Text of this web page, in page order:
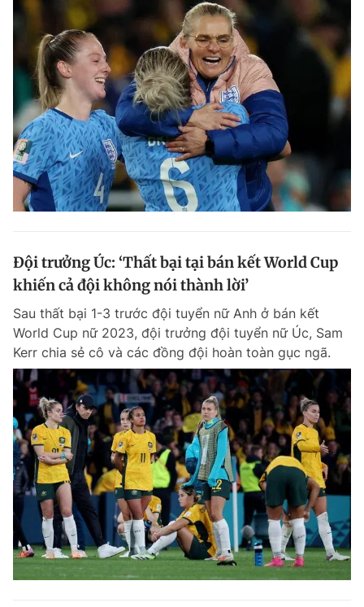
Đội trưởng Úc: ‘Thất bại tại bán kết World Cup
khiến cả đội không nói thành lời’
Sau thất bại 1-3 trước đội tuyển nữ Anh ở bán kết
World Cup nữ 2023, đội trưởng đội tuyển nữ Úc, Sam
Kerr chia sẻ cô và các đồng đội hoàn toàn gục ngã.